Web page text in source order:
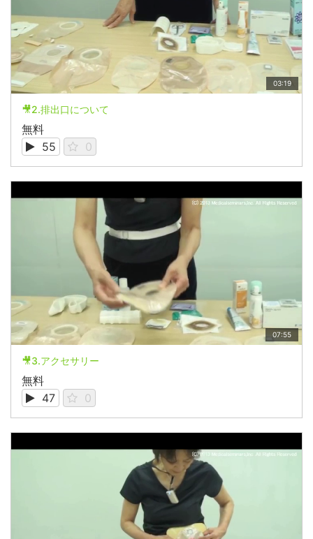
03:19
🎥2.排出口について
無料
55
0
07:55
🎥3.アクセサリー
無料
47
0